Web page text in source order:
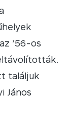
’56-os
találjuk
János